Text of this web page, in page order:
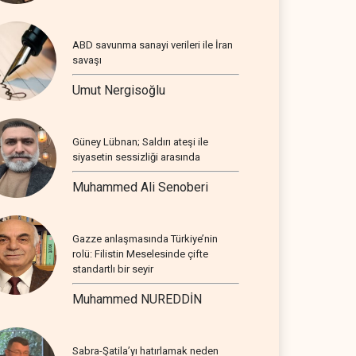
ABD savunma sanayi verileri ile İran
savaşı
Umut Nergisoğlu
Güney Lübnan; Saldırı ateşi ile
siyasetin sessizliği arasında
Muhammed Ali Senoberi
Gazze anlaşmasında Türkiye’nin
rolü: Filistin Meselesinde çifte
standartlı bir seyir
Muhammed NUREDDİN
Sabra-Şatila’yı hatırlamak neden